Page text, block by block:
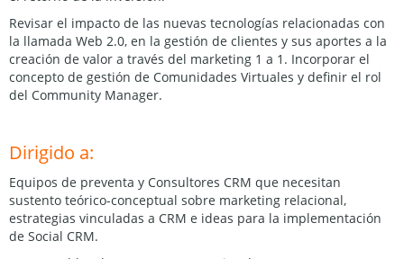
Revisar el impacto de las nuevas tecnologías relacionadas con
la llamada Web 2.0, en la gestión de clientes y sus aportes a la
creación de valor a través del marketing 1 a 1. Incorporar el
concepto de gestión de Comunidades Virtuales y definir el rol
del Community Manager.
Dirigido a:
Equipos de preventa y Consultores CRM que necesitan
sustento teórico-conceptual sobre marketing relacional,
estrategias vinculadas a CRM e ideas para la implementación
de Social CRM.